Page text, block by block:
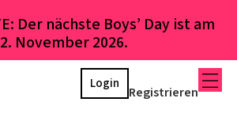
Der nächste Boys’ Day ist am
November 2026.
Registrieren
Login